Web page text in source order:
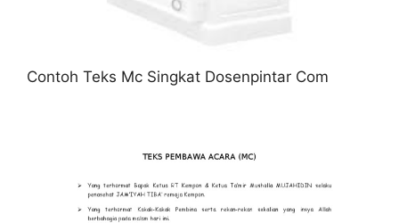
Contoh Teks Mc Singkat Dosenpintar Com